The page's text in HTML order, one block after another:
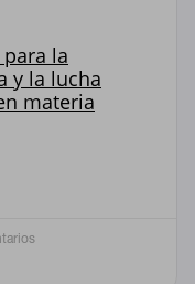
la
y la lucha
materia